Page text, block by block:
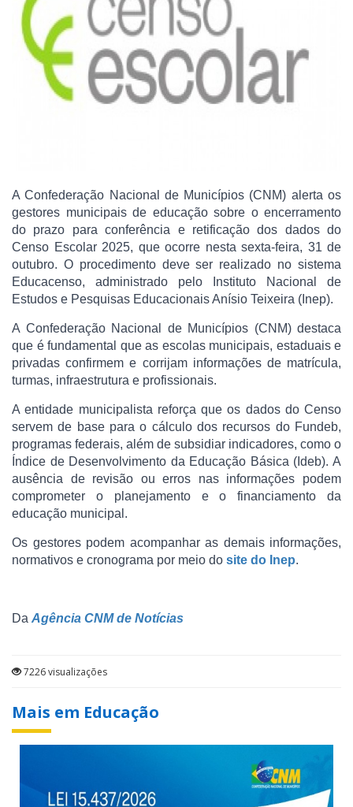
A Confederação Nacional de Municípios (CNM) alerta os
gestores municipais de educação sobre o encerramento
do prazo para conferência e retificação dos dados do
Censo Escolar 2025, que ocorre nesta sexta-feira, 31 de
outubro. O procedimento deve ser realizado no sistema
Educacenso, administrado pelo Instituto Nacional de
Estudos e Pesquisas Educacionais Anísio Teixeira (Inep).
A Confederação Nacional de Municípios (CNM) destaca
que é fundamental que as escolas municipais, estaduais e
privadas confirmem e corrijam informações de matrícula,
turmas, infraestrutura e profissionais.
A entidade municipalista reforça que os dados do Censo
servem de base para o cálculo dos recursos do Fundeb,
programas federais, além de subsidiar indicadores, como o
Índice de Desenvolvimento da Educação Básica (Ideb). A
ausência de revisão ou erros nas informações podem
comprometer o planejamento e o financiamento da
educação municipal.
Os gestores podem acompanhar as demais informações,
normativos e cronograma por meio do site do Inep.
Da Agência CNM de Notícias
7226 visualizações
Mais em Educação